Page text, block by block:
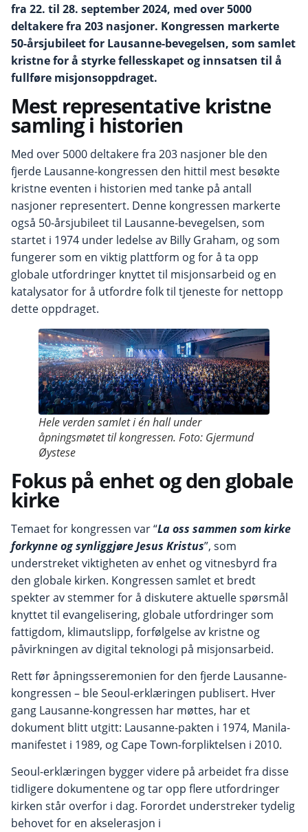
fra 22. til 28. september 2024, med over 5000
deltakere fra 203 nasjoner. Kongressen markerte
50-årsjubileet for Lausanne-bevegelsen, som samlet
kristne for å styrke fellesskapet og innsatsen til å
fullføre misjonsoppdraget.
Mest representative kristne
samling i historien
Med over 5000 deltakere fra 203 nasjoner ble den
fjerde Lausanne-kongressen den hittil mest besøkte
kristne eventen i historien med tanke på antall
nasjoner representert. Denne kongressen markerte
også 50-årsjubileet til Lausanne-bevegelsen, som
startet i 1974 under ledelse av Billy Graham, og som
fungerer som en viktig plattform og for å ta opp
globale utfordringer knyttet til misjonsarbeid og en
katalysator for å utfordre folk til tjeneste for nettopp
dette oppdraget.
Heleverden samlet i én hall under
åpningsmøtet til kongressen. Foto: Gjermund
Øystese
Fokus på enhet og den globale
kirke
Temaet for kongressen var “La oss sammen som kirke
forkynne og synliggjøre Jesus Kristus”, som
understreket viktigheten av enhet og vitnesbyrd fra
den globale kirken. Kongressen samlet et bredt
spekter av stemmer for å diskutere aktuelle spørsmål
knyttet til evangelisering, globale utfordringer som
fattigdom, klimautslipp, forfølgelse av kristne og
påvirkningen av digital teknologi på misjonsarbeid.
Rett før åpningsseremonien for den fjerde Lausanne-
kongressen – ble Seoul-erklæringen publisert. Hver
gang Lausanne-kongressen har møttes, har et
dokument blitt utgitt: Lausanne-pakten i 1974, Manila-
manifestet i 1989, og Cape Town-forpliktelsen i 2010.
Seoul-erklæringen bygger videre på arbeidet fra disse
tidligere dokumentene og tar opp flere utfordringer
kirken står overfor i dag. Forordet understreker tydelig
behovet for en akselerasjon i